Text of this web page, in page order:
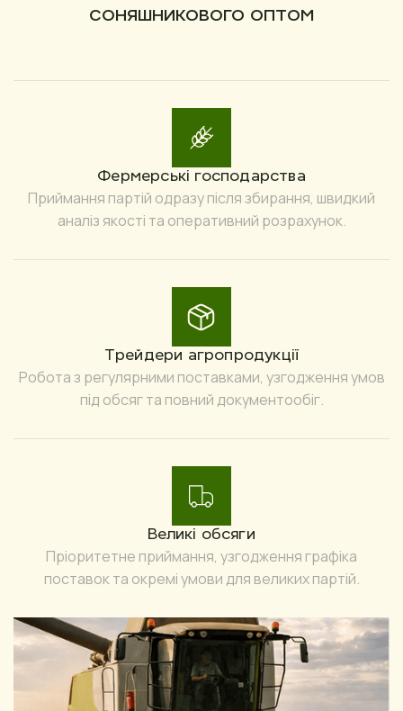
соняшникового оптом
Фермерські господарства
Приймання партій одразу після збирання, швидкий
аналіз якості та оперативний розрахунок.
Трейдери агропродукції
Робота з регулярними поставками, узгодження умов
під обсяг та повний документообіг.
Великі обсяги
Пріоритетне приймання, узгодження графіка
поставок та окремі умови для великих партій.